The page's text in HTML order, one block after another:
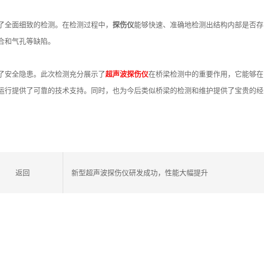
面细致的检测。在检测过程中， 探伤仪能够快速、准确地检测出结构内部是否存
气孔等缺陷。
安全隐患。此次检测充分展示了超声波探伤仪在桥梁检测中的重要作用，它能够在
提供了可靠的技术支持。同时，也为今后类似桥梁的检测和维护提供了宝贵的经
返回 新型超声波探伤仪研发成功，性能大幅提升